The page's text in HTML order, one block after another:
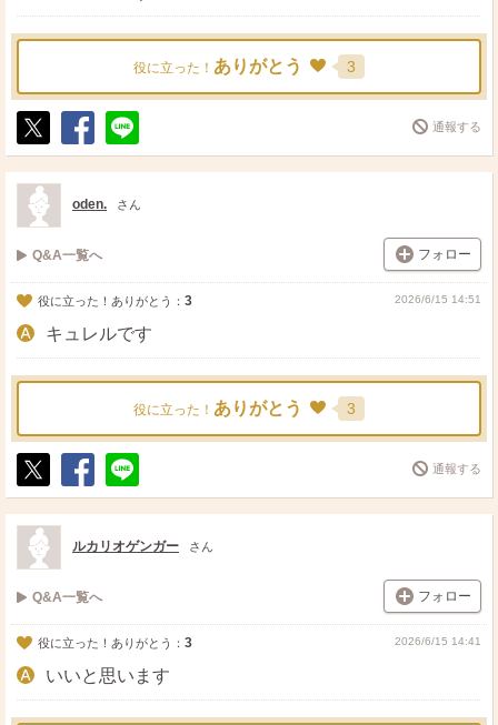
役に立った！ ありがとう 3
ポ
ス
ト
シ
ェ
送
る
通報する
oden. さん
Q&A一覧へ フォロー
役に立った！ありがとう： 3 2026/6/15 14:51
キュレルです
役に立った！ ありがとう 3
ポ
ス
ト
シ
ェ
送
る
通報する
ルカリオゲンガー さん
Q&A一覧へ フォロー
役に立った！ありがとう： 3 2026/6/15 14:41
いいと思います